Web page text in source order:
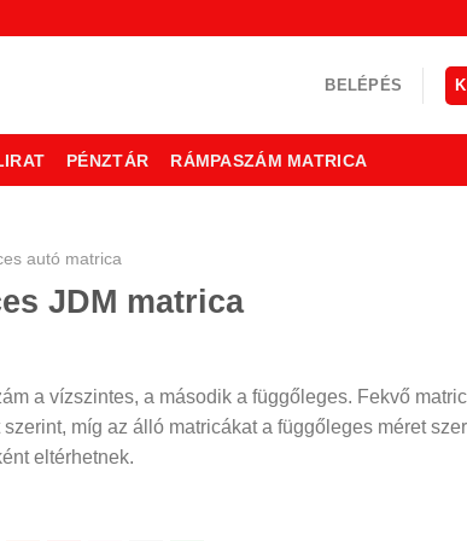
BELÉPÉS
PÉNZTÁR RÁMPASZÁM MATRICA
autó matrica
JDM matrica
a vízszintes, a második a függőleges. Fekvő
míg az álló matricákat a függőleges méret
eltérhetnek.